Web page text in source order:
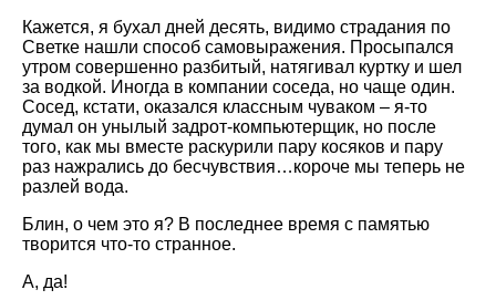
Кажется, я бухал дней десять, видимо страдания по
Светке нашли способ самовыражения. Просыпался
утром совершенно разбитый, натягивал куртку и шел
за водкой. Иногда в компании соседа, но чаще один.
Сосед, кстати, оказался классным чуваком – я-то
думал он унылый задрот-компьютерщик, но после
того, как мы вместе раскурили пару косяков и пару
раз нажрались до бесчувствия…короче мы теперь не
разлей вода.
Блин, о чем это я? В последнее время с памятью
творится что-то странное.
А, да!